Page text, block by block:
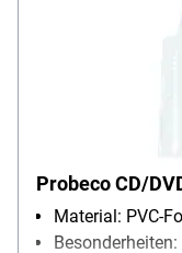
Probeco CD/
Material: PVC-